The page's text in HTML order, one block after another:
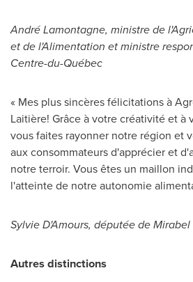
André Lamontagne, ministre de
et de l'Alimentation et ministre
Centre-du-Québec
« Mes plus sincères félicitations à
Laitière! Grâce à votre créativité et à
vous faites rayonner notre région et
aux consommateurs d'apprécier et
notre terroir. Vous êtes un maillon
l'atteinte de notre autonomie
Sylvie D'Amours, députée deMirabel
Autres distinctions